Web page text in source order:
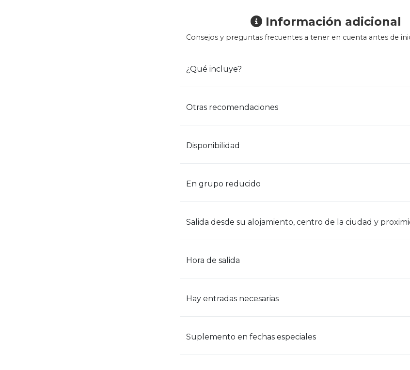
Información adicional
Consejos y preguntas frecuentes a tener en cuenta antes de
¿Qué incluye?
Otras recomendaciones
Disponibilidad
En grupo reducido
Salida desde su alojamiento, centro de la ciudad y
Hora de salida
Hay entradas necesarias
Suplemento en fechas especiales